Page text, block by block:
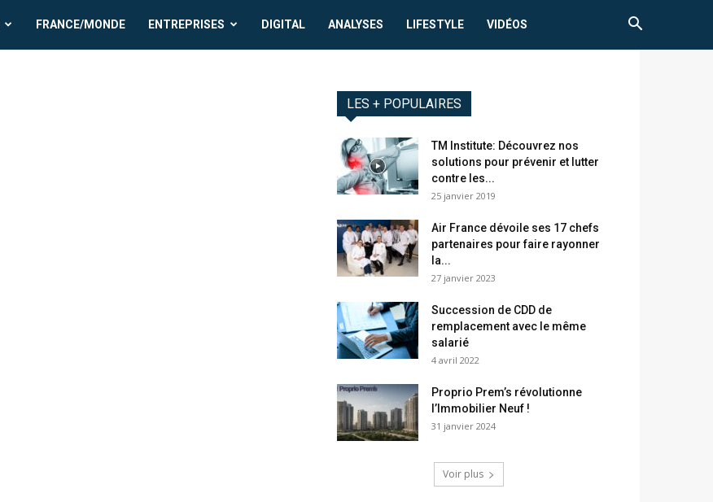
FRANCE/MONDE ENTREPRISES DIGITAL ANALYSES LIFESTYLE VIDÉOS
LES + POPULAIRES
TM Institute: Découvrez nos
solutions pour prévenir et lutter
contre les...
25 janvier 2019
Air France dévoile ses 17 chefs
partenaires pour faire rayonner
la...
27 janvier 2023
Succession de CDD de
remplacement avec le même
salarié
4 avril 2022
Proprio Prem’s révolutionne
l’Immobilier Neuf !
31 janvier 2024
Voir plus